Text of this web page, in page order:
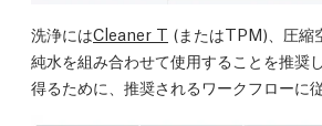
洗浄にはCleaner T (またはTPM)、圧縮
純水を組み合わせて使用することを推奨
得るために、推奨されるワークフローに